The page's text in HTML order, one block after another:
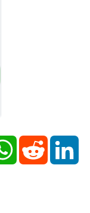
WhatsAppReddit